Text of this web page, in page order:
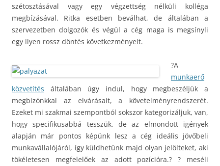
szétosztásával vagy egy végzettség nélküli kolléga
megbízásával. Ritka esetben beválhat, de általában a
szervezetben dolgozók és végül a cég maga is megsínyli
egy ilyen rossz döntés következményeit.
?A
munkaerő
közvetítés általában úgy indul, hogy megbeszéljük a
megbízónkkal az elvárásait, a követelményrendszerét.
Ezeket mi szakmai szempontból sokszor kategorizáljuk, van,
hogy specifikusabbá tesszük, de az elmondott igények
alapján már pontos képünk lesz a cég ideális jövőbeli
munkavállalójáról, így küldhetünk majd olyan jelölteket, aki
tökéletesen megfelelőek az adott pozícióra.? ? meséli